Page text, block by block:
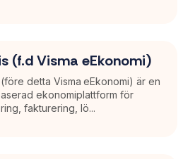
(f.d Visma eEkonomi)
detta Visma eEkonomi) är en
ekonomiplattform för
fakturering, lö...